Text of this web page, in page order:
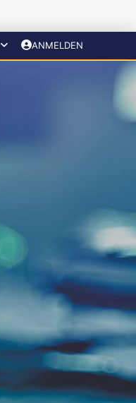
ANMELDEN